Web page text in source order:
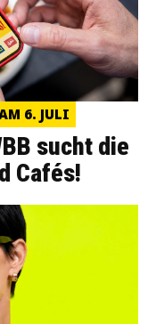
6. JULI
sucht die
Cafés!